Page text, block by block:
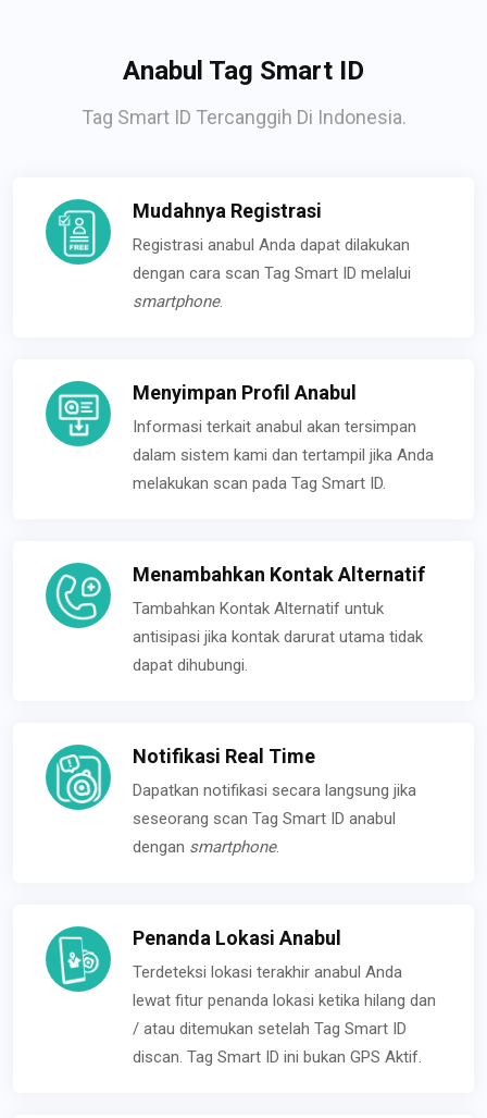
Anabul Tag Smart ID
Tag Smart ID Tercanggih Di Indonesia.
Mudahnya Registrasi
Registrasi anabul Anda dapat dilakukan
dengan cara scan Tag Smart ID melalui
smartphone.
Menyimpan Profil Anabul
Informasi terkait anabul akan tersimpan
dalam sistem kami dan tertampil jika Anda
melakukan scan pada Tag Smart ID.
Menambahkan Kontak Alternatif
Tambahkan Kontak Alternatif untuk
antisipasi jika kontak darurat utama tidak
dapat dihubungi.
Notifikasi Real Time
Dapatkan notifikasi secara langsung jika
seseorang scan Tag Smart ID anabul
dengan smartphone.
Penanda Lokasi Anabul
Terdeteksi lokasi terakhir anabul Anda
lewat fitur penanda lokasi ketika hilang dan
/ atau ditemukan setelah Tag Smart ID
discan. Tag Smart ID ini bukan GPS Aktif.